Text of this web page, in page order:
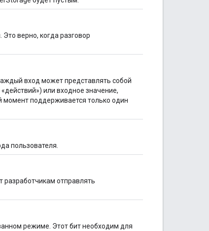
верно, когда разговор
вход может представлять собой
или входное значение,
поддерживается только один
пользователя.
разработчикам отправлять
режиме. Этот бит необходим для